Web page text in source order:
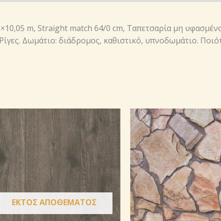
m, Straight match 64/0 cm, Ταπετσαρία μη
Δωμάτιο: διάδρομος, καθιστικό, υπνοδωμάτιο.
ΕΚΤΌΣ ΑΠΟΘΈΜΑΤΟΣ